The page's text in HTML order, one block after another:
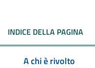
INDICE DELLA PAGINA
A chi è rivolto